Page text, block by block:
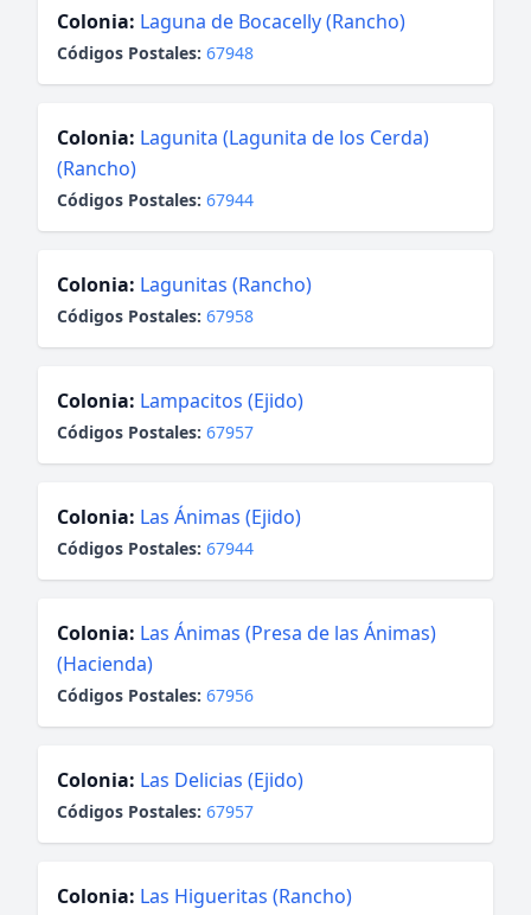
Colonia: Laguna de Bocacelly (Rancho)
Códigos Postales: 67948
Colonia: Lagunita (Lagunita de los Cerda)
(Rancho)
Códigos Postales: 67944
Colonia: Lagunitas (Rancho)
Códigos Postales: 67958
Colonia: Lampacitos (Ejido)
Códigos Postales: 67957
Colonia: Las Ánimas (Ejido)
Códigos Postales: 67944
Colonia: Las Ánimas (Presa de las Ánimas)
(Hacienda)
Códigos Postales: 67956
Colonia: Las Delicias (Ejido)
Códigos Postales: 67957
Colonia: Las Higueritas (Rancho)